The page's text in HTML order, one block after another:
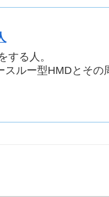
する人。
スルー型HMDとその